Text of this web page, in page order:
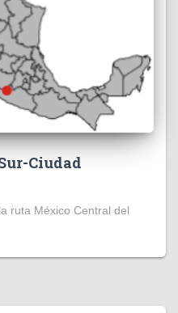
Ciudad
ruta México Central del